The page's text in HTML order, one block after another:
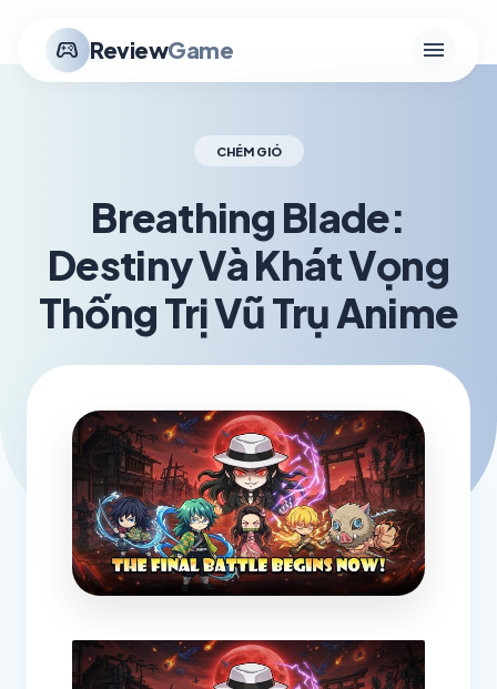
stadia_controller ReviewGame menu
CHÉM GIÓ
Breathing Blade:
Destiny Và Khát Vọng
Thống Trị Vũ Trụ Anime